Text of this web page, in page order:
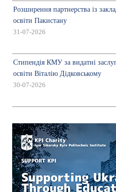
Розширення партнерства із
освіти Пакистану
31-07-2026
Стипендія КМУ за видатні
освіти Віталію Дідковському
30-07-2026